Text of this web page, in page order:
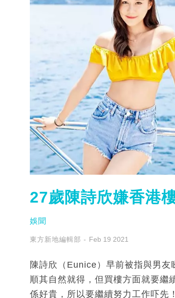
27歲陳詩欣嫌香港
娛聞
東方新地編輯部 Feb 19 2021
陳詩欣（Eunice）早前被指與男
順其自然就得，但買樓方面就要繼
係好貴，所以要繼續努力工作吓先